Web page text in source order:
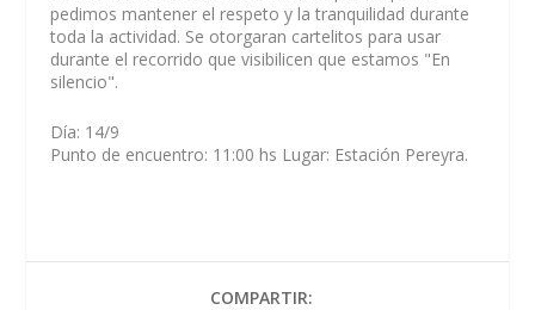
pedimos mantener el respeto y la tranquilidad durante
toda la actividad. Se otorgaran cartelitos para usar
durante el recorrido que visibilicen que estamos "En
silencio".
Día: 14/9
Punto de encuentro: 11:00 hs Lugar: Estación Pereyra.
COMPARTIR: